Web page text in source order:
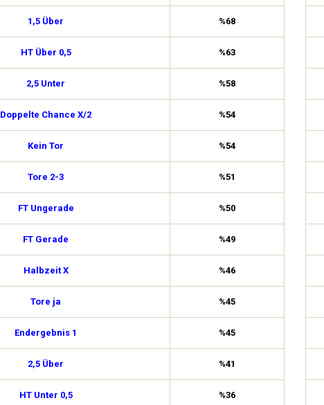
1,5 Über %68
HT Über 0,5 %63
2,5 Unter %58
Doppelte Chance X/2 %54
Kein Tor %54
Tore 2-3 %51
FT Ungerade %50
FT Gerade %49
Halbzeit X %46
Tore ja %45
Endergebnis 1 %45
2,5 Über %41
HT Unter 0,5 %36